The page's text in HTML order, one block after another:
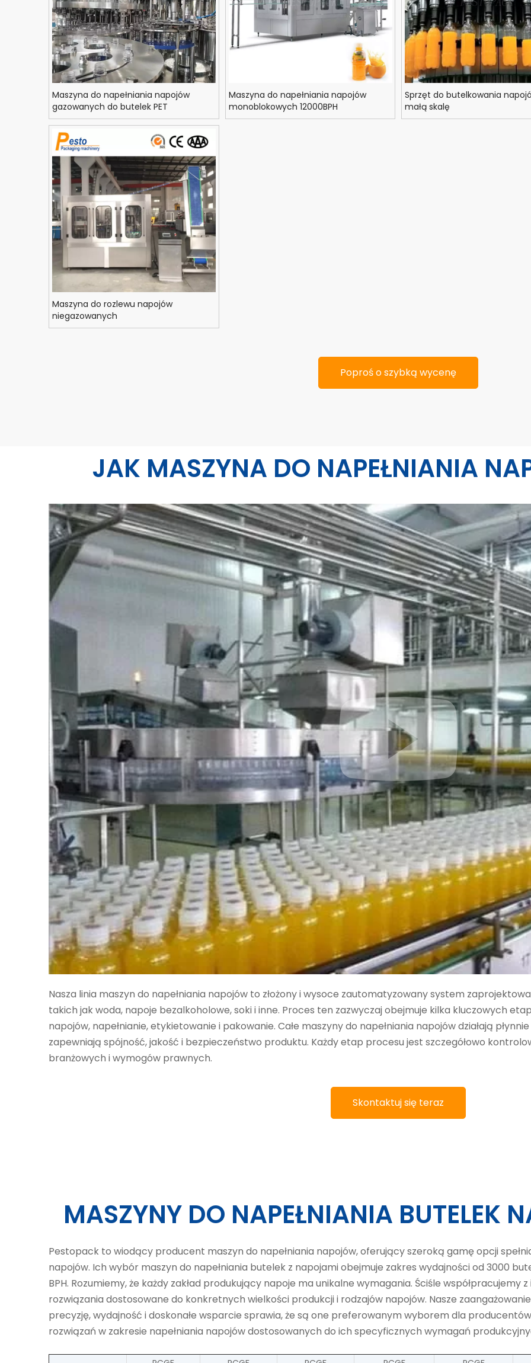
Maszyna do napełniania napojów
gazowanych do butelek PET
Maszyna do napełniania napojów
monoblokowych 12000BPH
Sprzęt do butelkowania
małą skalę
Maszyna do rozlewu napojów
niegazowanych
Poproś o szybką wycenę
JAK MASZYNA DO NAPEŁNIANIA
Nasza linia maszyn do napełniania napojów to złożony i wysoce zautomatyzowany system
takich jak woda, napoje bezalkoholowe, soki i inne. Proces ten zazwyczaj obejmuje kilka kluczowych
napojów, napełnianie, etykietowanie i pakowanie. Całe maszyny do napełniania napojów działają
zapewniają spójność, jakość i bezpieczeństwo produktu. Każdy etap procesu jest szczegółowo
branżowych i wymogów prawnych.
Skontaktuj się teraz
MASZYNY DO NAPEŁNIANIA BUTELEK
Pestopack to wiodący producent maszyn do napełniania napojów, oferujący szeroką gamę opcji
napojów. Ich wybór maszyn do napełniania butelek z napojami obejmuje zakres wydajności od 3000
BPH. Rozumiemy, że każdy zakład produkujący napoje ma unikalne wymagania. Ściśle
rozwiązania dostosowane do konkretnych wielkości produkcji i rodzajów napojów. Nasze
precyzję, wydajność i doskonałe wsparcie sprawia, że ​​są one preferowanym wyborem dla
rozwiązań w zakresie napełniania napojów dostosowanych do ich specyficznych wymagań